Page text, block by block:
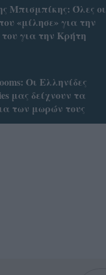
Μπισμπίκης: Όλες οι
«μίλησε» για την
για την Κρήτη
Οι Ελληνίδες
μας δείχνουν τα
των μωρών τους